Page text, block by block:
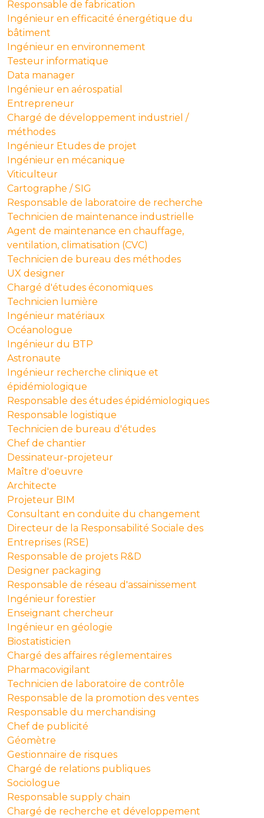
Responsable de fabrication
Ingénieur en efficacité énergétique du
bâtiment
Ingénieur en environnement
Testeur informatique
Data manager
Ingénieur en aérospatial
Entrepreneur
Chargé de développement industriel /
méthodes
Ingénieur Etudes de projet
Ingénieur en mécanique
Viticulteur
Cartographe / SIG
Responsable de laboratoire de recherche
Technicien de maintenance industrielle
Agent de maintenance en chauffage,
ventilation, climatisation (CVC)
Technicien de bureau des méthodes
UX designer
Chargé d'études économiques
Technicien lumière
Ingénieur matériaux
Océanologue
Ingénieur du BTP
Astronaute
Ingénieur recherche clinique et
épidémiologique
Responsable des études épidémiologiques
Responsable logistique
Technicien de bureau d'études
Chef de chantier
Dessinateur-projeteur
Maître d'oeuvre
Architecte
Projeteur BIM
Consultant en conduite du changement
Directeur de la Responsabilité Sociale des
Entreprises (RSE)
Responsable de projets R&D
Designer packaging
Responsable de réseau d'assainissement
Ingénieur forestier
Enseignant chercheur
Ingénieur en géologie
Biostatisticien
Chargé des affaires réglementaires
Pharmacovigilant
Technicien de laboratoire de contrôle
Responsable de la promotion des ventes
Responsable du merchandising
Chef de publicité
Géomètre
Gestionnaire de risques
Chargé de relations publiques
Sociologue
Responsable supply chain
Chargé de recherche et développement